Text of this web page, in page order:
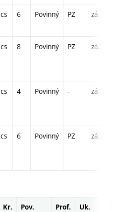
cs 6 Povinný PZ zá,zk
cs 8 Povinný PZ zá,zk
cs 4 Povinný - zá,zk
cs 6 Povinný PZ zá,zk
Kr. Pov. Prof. Uk.